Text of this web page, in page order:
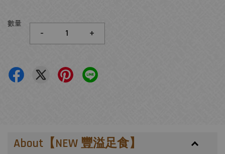
數量
- +
About【NEW 豐溢足食】